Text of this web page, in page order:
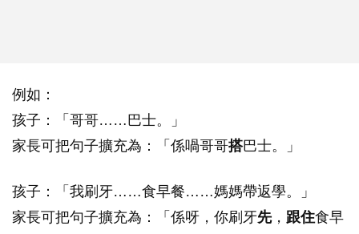
例如：
孩子：「哥哥……巴士。」
家長可把句子擴充為：「係喎哥哥搭巴士。」
孩子：「我刷牙……食早餐……媽媽帶返學。」
家長可把句子擴充為：「係呀，你刷牙先， 跟住食早